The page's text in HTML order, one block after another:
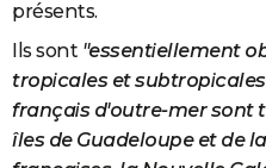
présents.
Ils sont "essentiellement
tropicales et
français d'outre-mer sont
îles de Guadeloupe et de